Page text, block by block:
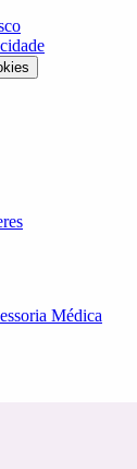
Médica